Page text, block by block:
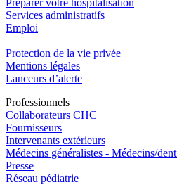
Services administratifs
Emploi​
Protection de la vie privée
Mentions légales
Lanceurs d’alerte
Professionnels
Collaborateurs CHC
Fournisseurs
Intervenants extérieurs
Médecins généralistes - Médecins/
Presse
Réseau pédiatrie